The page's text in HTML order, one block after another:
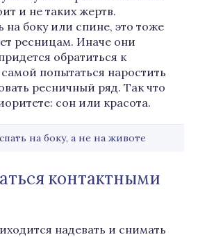
и не таких жертв.
на боку или спине, это тоже
ресницам. Иначе они
обратиться к
попытаться наростить
ресничный ряд. Так что
сон или красота.
на боку, а не на животе
контактными
надевать и снимать